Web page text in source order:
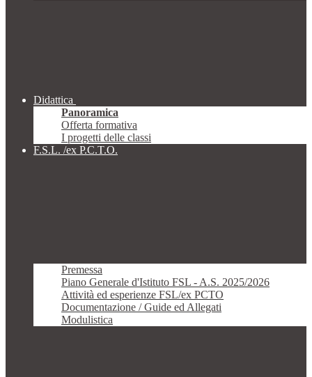
Didattica
Panoramica
Offerta formativa
I progetti delle classi
F.S.L. /ex P.C.T.O.
Premessa
Piano Generale d'Istituto FSL - A.S. 2025/2026
Attività ed esperienze FSL/ex PCTO
Documentazione / Guide ed Allegati
Modulistica